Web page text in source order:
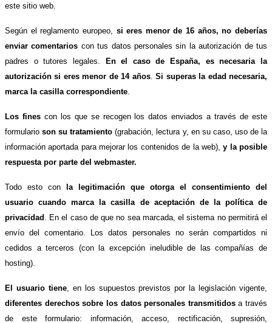
este sitio web.
Según el reglamento europeo, si eres menor de 16 años, no deberías
enviar comentarios con tus datos personales sin la autorización de tus
padres o tutores legales.
En el caso de España, es necesaria la
autorización si eres menor de 14 años.Si superas la edad necesaria,
marca la casilla correspondiente
Los finescon los que se recogen los datos enviados a través de este
formularioson su tratamiento (grabación, lectura y, en su caso, uso de la
información aportada para mejorar los contenidos de la web),y la posible
respuesta por parte del webmaster.
Todo esto con
la legitimación que otorga el consentimiento del
usuario cuando marca la casilla de aceptación de la política de
privacidad
. En el caso de que no sea marcada, el sistema no permitirá el
envío del comentario. Los datos personales no serán compartidos ni
cedidos a terceros (con la excepción ineludible de las compañías de
hosting).
El usuario tiene, en los supuestos previstos por la legislación vigente,
diferentes derechos sobre los datos personales transmitidosa través
de este formulario: información, acceso, rectificación, supresión,